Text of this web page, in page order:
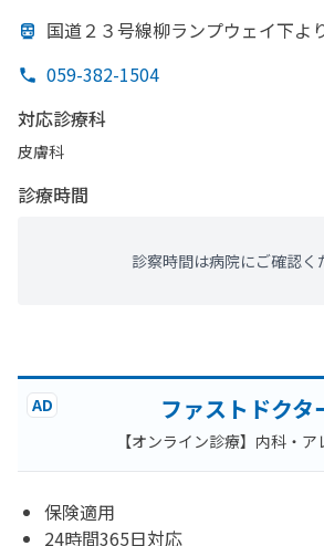
国道２３号線柳ランプウェイ下よ
059-382-1504
対応診療科
皮膚科
診療時間
診察時間は病院にご確認く
AD ファストドクタ
【オンライン診療】内科・ア
保険適用
24時間365日対応